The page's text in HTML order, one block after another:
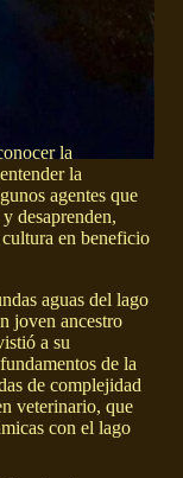
la
la
agentes que
desaprenden,
en beneficio
aguas del lago
joven ancestro
a su
de la
de complejidad
veterinario, que
con el lago